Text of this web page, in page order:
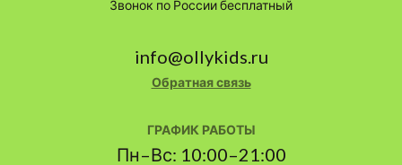
Звонок по России бесплатный
info@ollykids.ru
Обратная связь
ГРАФИК РАБОТЫ
Пн–Вс: 10:00–21:00